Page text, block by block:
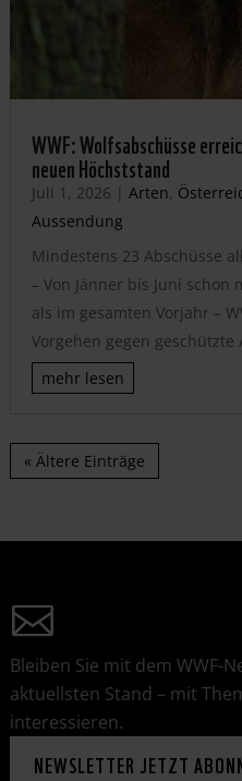
WWF: Wolfsabschüsse
neuen Höchststand
Juli 1, 2026 | Arten,
Aussendung
Mindestens 23 Abschüsse
– Von Jänner bis Juni
als im gesamten Vorjahr –
Vorgehen gegen geschützte
mehr lesen
« Ältere Einträge
Bleiben Sie mit dem WWF-
aktuellsten Stand – mit
interessieren.
NEWSLETTER JETZT